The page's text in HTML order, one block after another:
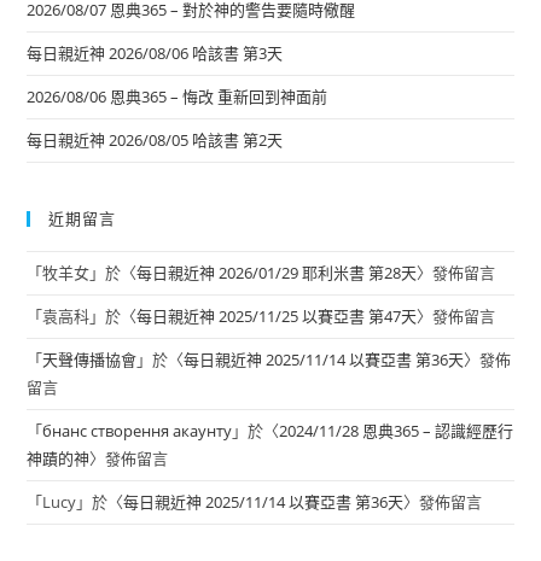
2026/08/07 恩典365 – 對於神的警告要隨時儆醒
每日親近神 2026/08/06 哈該書 第3天
2026/08/06 恩典365 – 悔改 重新回到神面前
每日親近神 2026/08/05 哈該書 第2天
近期留言
「牧羊女」於〈每日親近神 2026/01/29 耶利米書 第28天〉發佈留言
「袁高科」於〈每日親近神 2025/11/25 以賽亞書 第47天〉發佈留言
「天聲傳播協會」於〈每日親近神 2025/11/14 以賽亞書 第36天〉發佈
留言
「бнанс створення акаунту」於〈2024/11/28 恩典365 – 認識經歷行
神蹟的神〉發佈留言
「Lucy」於〈每日親近神 2025/11/14 以賽亞書 第36天〉發佈留言